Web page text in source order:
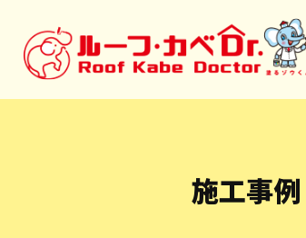
施工事例